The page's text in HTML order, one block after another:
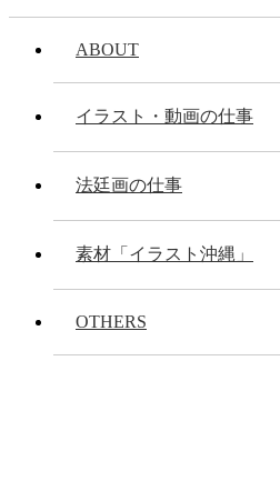
ABOUT
イラスト・動画の仕事
法廷画の仕事
素材「イラスト沖縄」
OTHERS